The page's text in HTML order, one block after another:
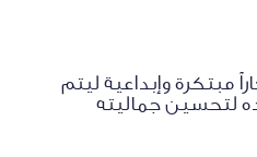
مبتكرة وإبداعية ليتم
لتحسين جماليته